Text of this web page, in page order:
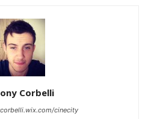
Corbelli
cinecity